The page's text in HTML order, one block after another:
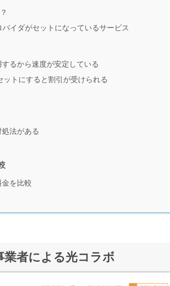
イダがセットになっているサービス
るから速度が安定している
トにすると割引が受けられる
法がある
を比較
者による光コラボ